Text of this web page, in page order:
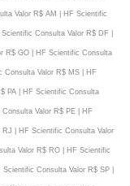
Valor R$ AM | HF Scientific
Consulta Valor R$ DF |
R$ GO | HF Scientific Consulta
Consulta Valor R$ MS | HF
PA | HF Scientific Consulta
Valor R$ PE | HF
| HF Scientific Consulta Valor
Valor R$ RO | HF Scientific
Consulta Valor R$ SP |